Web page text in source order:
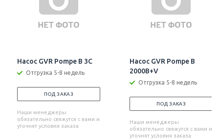
Насос GVR Pompe B 3C
Отгрузка 5-8 недель
ПОД ЗАКАЗ
Наши менеджеры
обязательно свяжутся с вами и
уточнят условия заказа
Насос GVR Pompe B
2000B+V
Отгрузка 5-8 недель
ПОД ЗАКАЗ
Наши менеджеры
обязательно свяжутся с вами и
уточнят условия заказа